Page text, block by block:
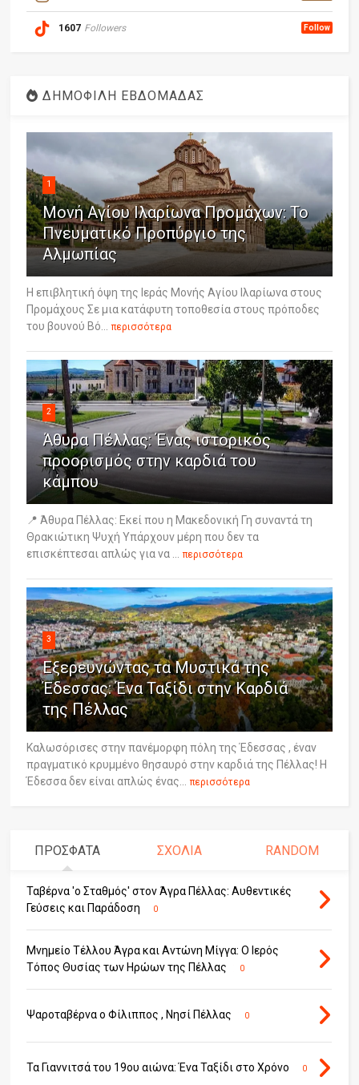
1607 Followers Follow
ΔΗΜΟΦΙΛΗ ΕΒΔΟΜΑΔΑΣ
1
Μονή Αγίου Ιλαρίωνα Προμάχων: Το
Πνευματικό Προπύργιο της
Αλμωπίας
Η επιβλητική όψη της Ιεράς Μονής Αγίου Ιλαρίωνα στους
Προμάχους Σε μια κατάφυτη τοποθεσία στους πρόποδες
του βουνού Βό...
περισσότερα
2
Άθυρα Πέλλας: Ένας ιστορικός
προορισμός στην καρδιά του
κάμπου
📍 Άθυρα Πέλλας: Εκεί που η Μακεδονική Γη συναντά τη
Θρακιώτικη Ψυχή Υπάρχουν μέρη που δεν τα
επισκέπτεσαι απλώς για να ...
περισσότερα
3
Εξερευνώντας τα Μυστικά της
Έδεσσας: Ένα Ταξίδι στην Καρδιά
της Πέλλας
Καλωσόρισες στην πανέμορφη πόλη της Έδεσσας , έναν
πραγματικό κρυμμένο θησαυρό στην καρδιά της Πέλλας! Η
Έδεσσα δεν είναι απλώς ένας...
περισσότερα
ΠΡΟΣΦΑΤΑ ΣΧΟΛΙΑ RANDOM
Ταβέρνα 'ο Σταθμός' στον Άγρα Πέλλας: Αυθεντικές
Γεύσεις και Παράδοση
0
Μνημείο Τέλλου Άγρα και Αντώνη Μίγγα: Ο Ιερός
Τόπος Θυσίας των Ηρώων της Πέλλας
0
Ψαροταβέρνα ο Φίλιππος , Νησί Πέλλας 0
Τα Γιαννιτσά του 19ου αιώνα: Ένα Ταξίδι στο Χρόνο 0